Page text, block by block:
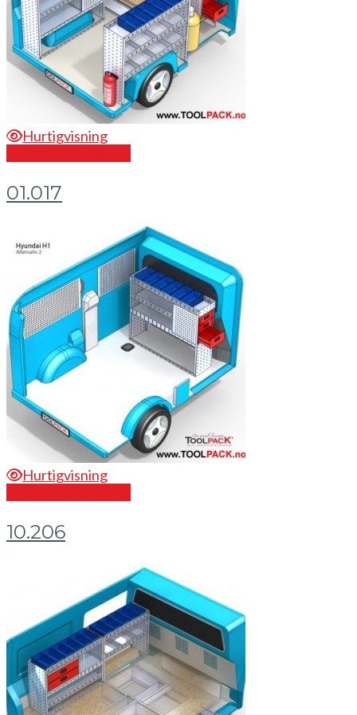
Hurtigvisning
01.017
Hurtigvisning
10.206